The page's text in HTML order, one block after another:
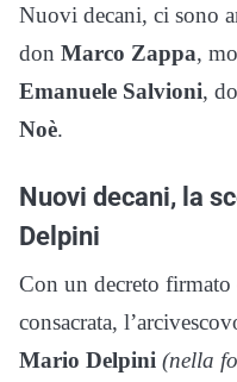
Nuovi decani, ci sono
don Marco Zappa,
Emanuele Salvioni,
Noè.
Nuovi decani, la
Delpini
Con un decreto
consacrata,
Mario Delpini (nella